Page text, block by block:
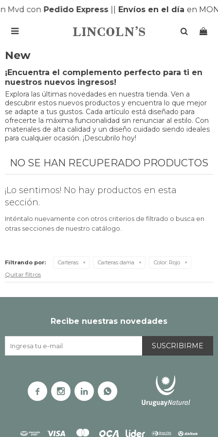
Mvd conPedido Express Envíos en el día en

New
¡Encuentra el complemento perfecto para ti en
nuestros nuevos ingresos!
Explora las últimas novedades en nuestra tienda. Ven a
descubrir estos nuevos productos y encuentra lo que mejor
se adapte a tus gustos. Cada artículo está diseñado para
ofrecerte la máxima funcionalidad sin renunciar al estilo. Con
materiales de alta calidad y un diseño cuidado siendo ideales
para cualquier ocasión. ¡Descubrilo hoy!
NO SE HAN RECUPERADO PRODUCTOS
¡Lo sentimos! No hay productos en esta
sección.
Inténtalo nuevamente con otros criterios de filtrado o busca en
otras secciones de nuestro catálogo.
Filtrando por: Carteras Carteras dama Color: Rojo
Quitar filtros
Recibe nuestras novedades
SUSCRIBIRME
   